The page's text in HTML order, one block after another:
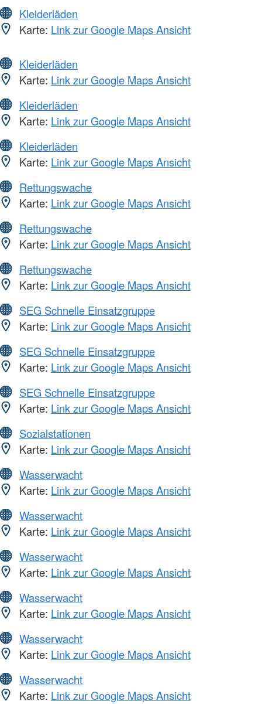
Kleiderläden
Karte: Link zur Google Maps Ansicht
Kleiderläden
Karte: Link zur Google Maps Ansicht
Kleiderläden
Karte: Link zur Google Maps Ansicht
Kleiderläden
Karte: Link zur Google Maps Ansicht
Rettungswache
Karte: Link zur Google Maps Ansicht
Rettungswache
Karte: Link zur Google Maps Ansicht
Rettungswache
Karte: Link zur Google Maps Ansicht
SEG Schnelle Einsatzgruppe
Karte: Link zur Google Maps Ansicht
SEG Schnelle Einsatzgruppe
Karte: Link zur Google Maps Ansicht
SEG Schnelle Einsatzgruppe
Karte: Link zur Google Maps Ansicht
Sozialstationen
Karte: Link zur Google Maps Ansicht
Wasserwacht
Karte: Link zur Google Maps Ansicht
Wasserwacht
Karte: Link zur Google Maps Ansicht
Wasserwacht
Karte: Link zur Google Maps Ansicht
Wasserwacht
Karte: Link zur Google Maps Ansicht
Wasserwacht
Karte: Link zur Google Maps Ansicht
Wasserwacht
Karte: Link zur Google Maps Ansicht